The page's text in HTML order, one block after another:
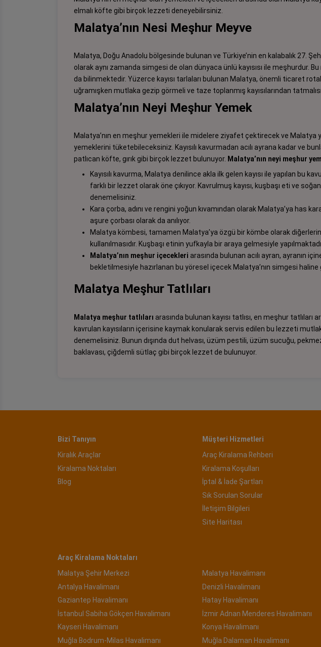
elmalı köfte gibi birçok lezzeti deneyebilirsiniz.
Malatya’nın Nesi Meşhur Meyve
Malatya, Doğu Anadolu bölgesinde bulunan ve Türkiye’nin en kalabalık 27.
olarak aynı zamanda simgesi de olan dünyaca ünlü kayısısı ile meşhurdur.
da bilinmektedir. Yüzerce kayısı tarlaları bulunan Malatya, önemli ticaret
uğramışken mutlaka gezip görmeli ve taze toplanmış kayısılarından
Malatya’nın Neyi Meşhur Yemek
Malatya’nın en meşhur yemekleri ile midelere ziyafet çektirecek ve Malatya
yemeklerini tüketebileceksiniz. Kayısılı kavurmadan acılı ayrana kadar ve
patlıcan köfte, gırık gibi birçok lezzet bulunuyor. Malatya’nın neyi meşhur
Kayısılı kavurma, Malatya denilince akla ilk gelen kayısı ile yapılan bu
farklı bir lezzet olarak öne çıkıyor. Kavrulmuş kayısı, kuşbaşı eti ve
denemelisiniz.
Kara çorba, adını ve rengini yoğun kıvamından olarak Malatya’ya has
aşure çorbası olarak da anılıyor.
Malatya kömbesi, tamamen Malatya’ya özgü bir kömbe olarak
kullanılmasıdır. Kuşbaşı etinin yufkayla bir araya gelmesiyle
Malatya’nın meşhur içecekleri arasında bulunan acılı ayran, ayranın
bekletilmesiyle hazırlanan bu yöresel içecek Malatya’nın simgesi
Malatya Meşhur Tatlıları
Malatya meşhur tatlıları arasında bulunan kayısı tatlısı, en meşhur tatlıları
kavrulan kayısıların içerisine kaymak konularak servis edilen bu lezzeti
denemelisiniz. Bunun dışında dut helvası, üzüm pestili, üzüm sucuğu,
baklavası, çiğdemli sütlaç gibi birçok lezzet de bulunuyor.
Bizi Tanıyın
Kiralık Araçlar
Kiralama Noktaları
Blog
Müşteri Hizmetleri
Araç Kiralama Rehberi
Kiralama Koşulları
İptal & İade Şartları
Sık Sorulan Sorular
İletişim Bilgileri
Site Haritası
Araç Kiralama Noktaları
Malatya Şehir Merkezi
Antalya Havalimanı
Gaziantep Havalimanı
İstanbul Sabiha Gökçen Havalimanı
Kayseri Havalimanı
Muğla Bodrum-Milas Havalimanı
Malatya Havalimanı
Denizli Havalimanı
Hatay Havalimanı
İzmir Adnan Menderes Havalimanı
Konya Havalimanı
Muğla Dalaman Havalimanı